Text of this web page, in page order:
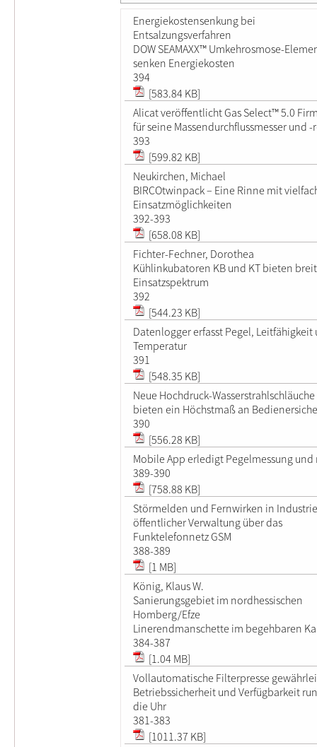
Energiekostensenkung bei
Entsalzungsverfahren
DOW SEAMAXX™ Umkehrosmose-
senken Energiekosten
394
[583.84 KB]
Alicat veröffentlicht Gas Select™ 5.0
für seine Massendurchflussmesser und -
393
[599.82 KB]
Neukirchen, Michael
BIRCOtwinpack – Eine Rinne mit
Einsatzmöglichkeiten
392-393
[658.08 KB]
Fichter-Fechner, Dorothea
Kühlinkubatoren KB und KT bieten
Einsatzspektrum
392
[544.23 KB]
Datenlogger erfasst Pegel, Leitfähigkeit
Temperatur
391
[548.35 KB]
Neue Hochdruck-Wasserstrahlschläuche
bieten ein Höchstmaß an
390
[556.28 KB]
Mobile App erledigt Pegelmessung und
389-390
[758.88 KB]
Störmelden und Fernwirken in
öffentlicher Verwaltung über das
Funktelefonnetz GSM
388-389
[1 MB]
König, Klaus W.
Sanierungsgebiet im nordhessischen
Homberg/Efze
Linerendmanschette im begehbaren
384-387
[1.04 MB]
Vollautomatische Filterpresse
Betriebssicherheit und Verfügbarkeit
die Uhr
381-383
[1011.37 KB]